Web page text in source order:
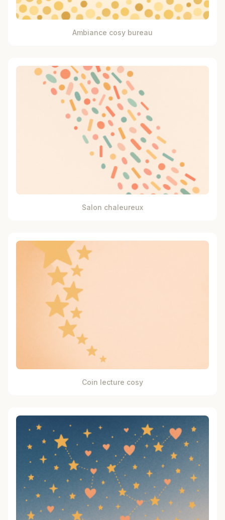
Ambiance cosy bureau
Salon chaleureux
Coin lecture cosy